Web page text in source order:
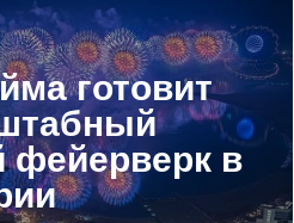
готовит
фейерверк в